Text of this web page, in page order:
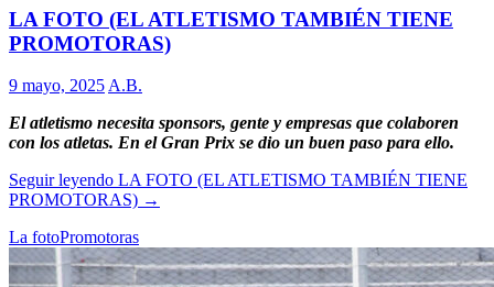
LA FOTO (EL ATLETISMO TAMBIÉN TIENE
PROMOTORAS)
9 mayo, 2025 A.B.
El atletismo necesita sponsors, gente y empresas que colaboren
con los atletas. En el Gran Prix se dio un buen paso para ello.
Seguir leyendo LA FOTO (EL ATLETISMO TAMBIÉN TIENE
PROMOTORAS) →
La fotoPromotoras